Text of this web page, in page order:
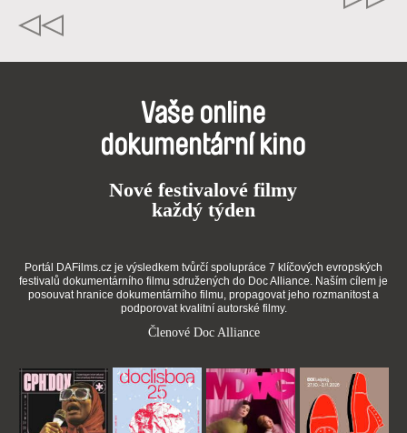
Vaše online
dokumentární kino
Nové festivalové filmy
každý týden
Portál DAFilms.cz je výsledkem tvůrčí spolupráce 7 klíčových evropských
festivalů dokumentárního filmu sdružených do Doc Alliance. Naším cílem je
posouvat hranice dokumentárního filmu, propagovat jeho rozmanitost a
podporovat kvalitní autorské filmy.
Členové Doc Alliance